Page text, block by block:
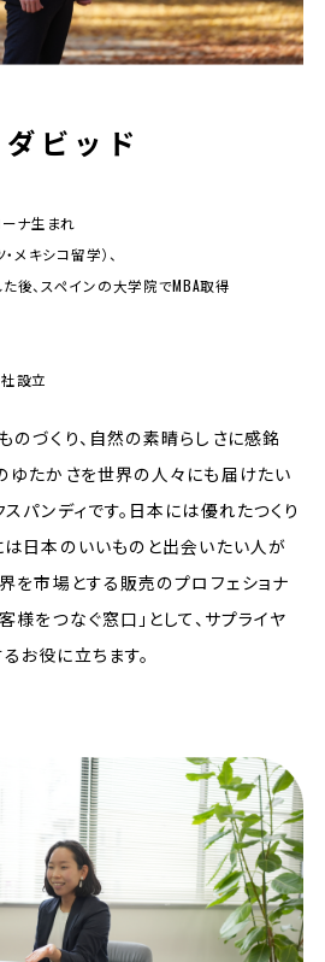
ビッド
ナ生まれ
メキシコ留学）、
後、スペインの大学院でMBA取得
設立
のづくり、自然の素晴らしさに感銘
ゆたかさを世界の人々にも届けたい
パンディです。日本には優れたつくり
は日本のいいものと出会いたい人が
を市場とする販売のプロフェショナ
様をつなぐ窓口」として、サプライヤ
お役に立ちます。